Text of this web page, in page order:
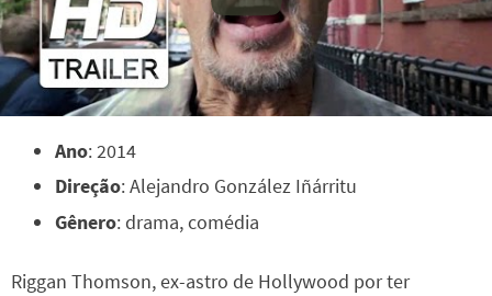
Ano: 2014
Direção: Alejandro González Iñárritu
Gênero: drama, comédia
Riggan Thomson, ex-astro de Hollywood por ter